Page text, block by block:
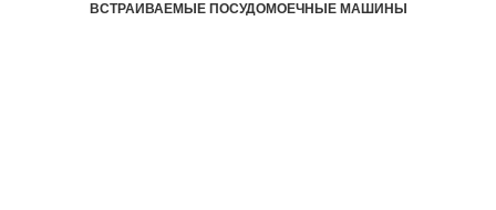
ВСТРАИВАЕМЫЕ ПОСУДОМОЕЧНЫЕ МАШИНЫ